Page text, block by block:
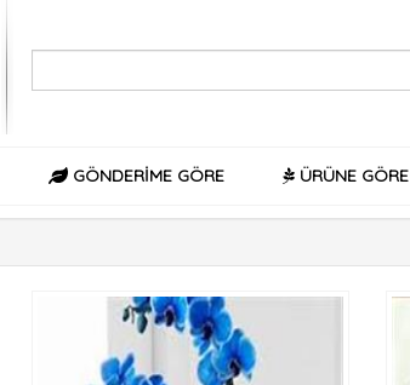
GÖNDERİME GÖRE ÜRÜNE GÖRE